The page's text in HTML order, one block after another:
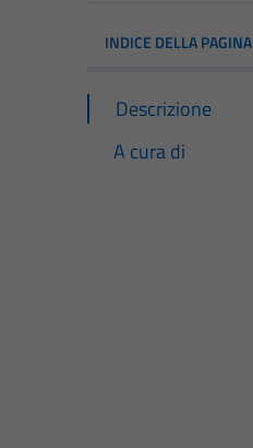
INDICE DELLA PAGINA
Descrizione
A cura di